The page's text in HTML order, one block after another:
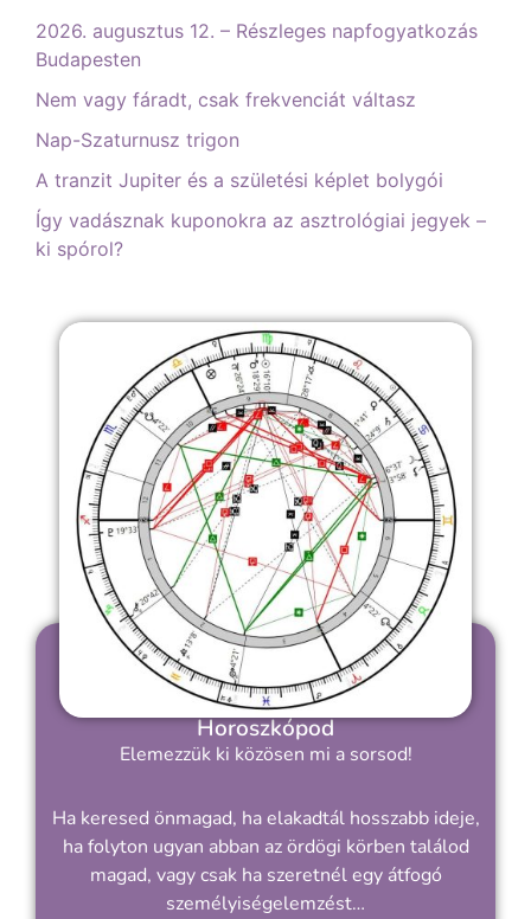
2026. augusztus 12. – Részleges napfogyatkozás
Budapesten
Nem vagy fáradt, csak frekvenciát váltasz
Nap-Szaturnusz trigon
A tranzit Jupiter és a születési képlet bolygói
Így vadásznak kuponokra az asztrológiai jegyek –
ki spórol?
Horoszkópod
Elemezzük ki közösen mi a sorsod!
Ha keresed önmagad, ha elakadtál hosszabb ideje,
ha folyton ugyan abban az ördögi körben találod
magad, vagy csak ha szeretnél egy átfogó
személyiségelemzést…